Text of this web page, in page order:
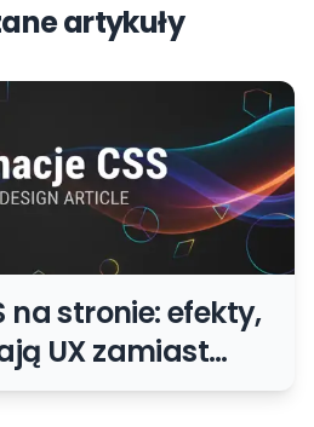
artykuły
na stronie: efekty,
UX zamiast